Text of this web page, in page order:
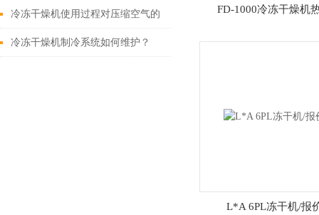
效果？
冷冻干燥机使用过程对压缩空气的
要求
冷冻干燥机制冷系统如何维护？
FD-1000冷冻干燥机
L*A 6PL冻干机/报